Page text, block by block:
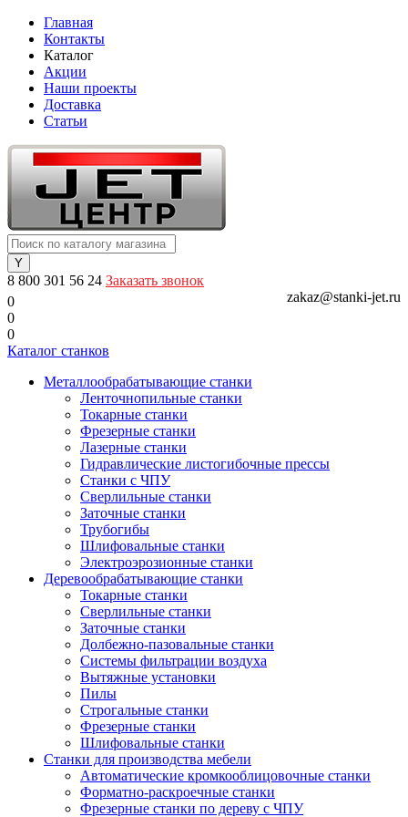
Главная
Контакты
Каталог
Акции
Наши проекты
Доставка
Статьи
8 800 301 56 24 Заказать звонок
zakaz@stanki-jet.ru
0
0
0
Каталог станков
Металлообрабатывающие станки
Ленточнопильные станки
Токарные станки
Фрезерные станки
Лазерные станки
Гидравлические листогибочные прессы
Станки с ЧПУ
Сверлильные станки
Заточные станки
Трубогибы
Шлифовальные станки
Электроэрозионные станки
Деревообрабатывающие станки
Токарные станки
Сверлильные станки
Заточные станки
Долбежно-пазовальные станки
Системы фильтрации воздуха
Вытяжные установки
Пилы
Строгальные станки
Фрезерные станки
Шлифовальные станки
Станки для производства мебели
Автоматические кромкооблицовочные станки
Форматно-раскроечные станки
Фрезерные станки по дереву с ЧПУ